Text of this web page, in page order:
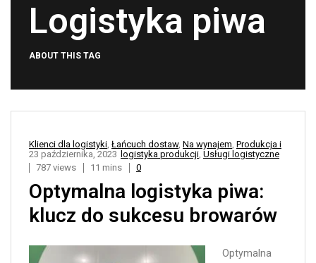
Logistyka piwa
ABOUT THIS TAG
Klienci dla logistyki, Łańcuch dostaw, Na wynajem, Produkcja i
logistyka produkcji, Usługi logistyczne
23 października, 2023
787 views
11 mins 0
Optymalna logistyka piwa:
klucz do sukcesu browarów
Optymalna